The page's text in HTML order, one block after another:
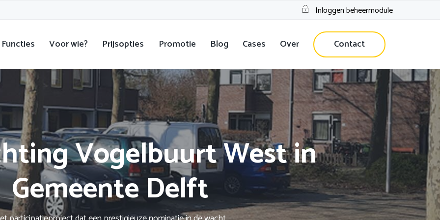
Inloggen beheermodule
Functies Voor wie? Prijsopties Promotie Blog Cases Over Contact
Vogelbuurt West in
Gemeente Delft